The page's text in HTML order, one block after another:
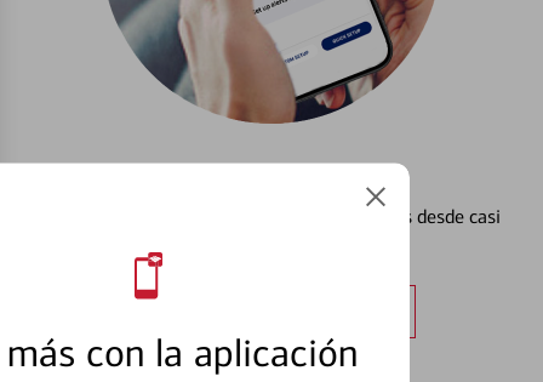
con la aplicación
Vea cómo mantener el control de sus finanzas desde casi